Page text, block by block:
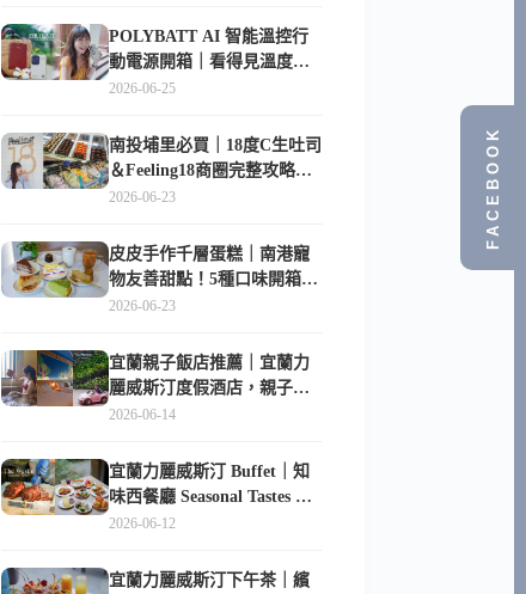
POLYBATT AI 智能溫控行
動電源開箱｜看得見溫度與
電量，外出更安心的
2026-06-25
南投埔里必買｜18度C生吐司
＆Feeling18商圈完整攻略，
在地人帶路這樣逛
2026-06-23
皮皮手作千層蛋糕｜南港寵
物友善甜點！5種口味開箱，
比Lady M便宜一半的台北隱
2026-06-23
宜蘭親子飯店推薦｜宜蘭力
麗威斯汀度假酒店，親子
房、Buffet、泳池、兒童俱樂
2026-06-14
宜蘭力麗威斯汀 Buffet｜知
味西餐廳 Seasonal Tastes 晚
餐早餐吃什麼？
2026-06-12
宜蘭力麗威斯汀下午茶｜繽
FACEBOOK